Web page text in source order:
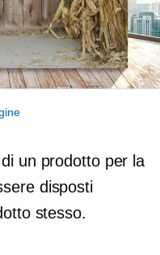
un prodotto per la
disposti
stesso.